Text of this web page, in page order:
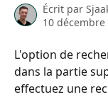
Écrit par
10 décembre
L'option de
dans la partie
effectuez une